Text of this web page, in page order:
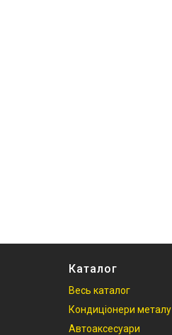
Каталог
Весь каталог
Кондиціонери металу
Автоаксесуари